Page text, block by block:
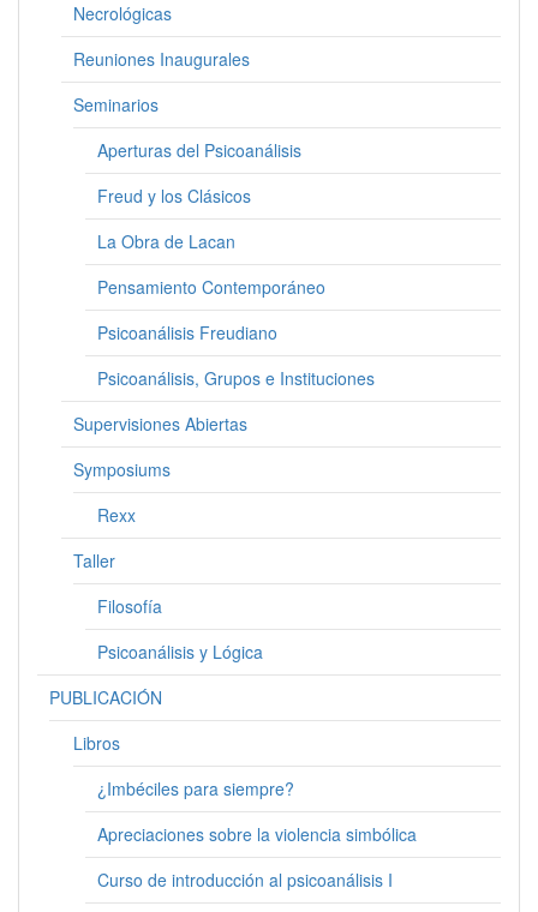
Necrológicas
Reuniones Inaugurales
Seminarios
Aperturas del Psicoanálisis
Freud y los Clásicos
La Obra de Lacan
Pensamiento Contemporáneo
Psicoanálisis Freudiano
Psicoanálisis, Grupos e Instituciones
Supervisiones Abiertas
Symposiums
Rexx
Taller
Filosofía
Psicoanálisis y Lógica
PUBLICACIÓN
Libros
¿Imbéciles para siempre?
Apreciaciones sobre la violencia simbólica
Curso de introducción al psicoanálisis I